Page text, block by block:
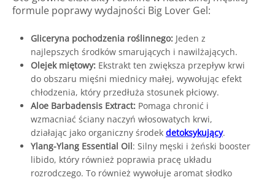
formule poprawy wydajności Big Lover Gel:
Gliceryna pochodzenia roślinnego: Jeden z
najlepszych środków smarujących i nawilżających.
Olejek miętowy: Ekstrakt ten zwiększa przepływ krwi
do obszaru mięśni miednicy małej, wywołując efekt
chłodzenia, który przedłuża stosunek płciowy.
Aloe Barbadensis Extract: Pomaga chronić i
wzmacniać ściany naczyń włosowatych krwi,
działając jako organiczny środek detoksykujący.
Ylang-Ylang Essential Oil: Silny męski i żeński booster
libido, który również poprawia pracę układu
rozrodczego. To również wywołuje aromat słodko